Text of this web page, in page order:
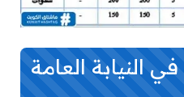
النيابة العامة